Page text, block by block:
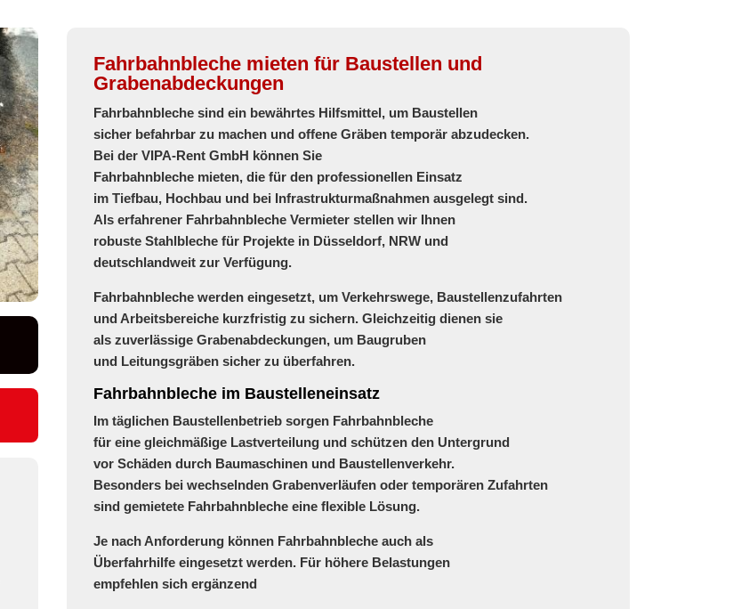
Fahrbahnbleche mieten für Baustellen und
Grabenabdeckungen
Fahrbahnbleche sind ein bewährtes Hilfsmittel, um Baustellen
sicher befahrbar zu machen und offene Gräben temporär abzudecken.
Bei derVIPA-Rent GmbH können Sie
Fahrbahnbleche mieten, die für den professionellen Einsatz
im Tiefbau, Hochbau und bei Infrastrukturmaßnahmen ausgelegt sind.
Als erfahrener Fahrbahnbleche Vermieter stellen wir Ihnen
robuste Stahlbleche für Projekte in Düsseldorf, NRW und
deutschlandweit zur Verfügung.
Fahrbahnbleche werden eingesetzt, um Verkehrswege, Baustellenzufahrten
und Arbeitsbereiche kurzfristig zu sichern. Gleichzeitig dienen sie
als zuverlässigeGrabenabdeckungen, um Baugruben
und Leitungsgräben sicher zu überfahren.
Fahrbahnbleche im Baustelleneinsatz
Im täglichen Baustellenbetrieb sorgen Fahrbahnbleche
für eine gleichmäßige Lastverteilung und schützen den Untergrund
vor Schäden durch Baumaschinen und Baustellenverkehr.
Besonders bei wechselnden Grabenverläufen oder temporären Zufahrten
sind gemietete Fahrbahnbleche eine flexible Lösung.
Je nach Anforderung können Fahrbahnbleche auch als
Überfahrhilfe eingesetzt werden. Für höhere Belastungen
empfehlen sich ergänzend